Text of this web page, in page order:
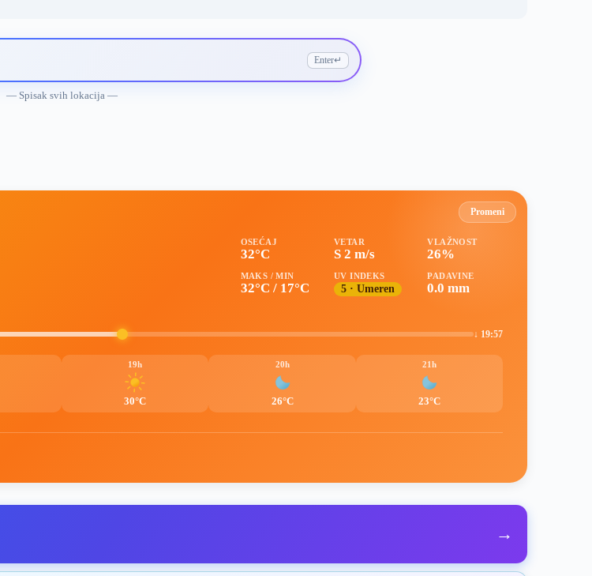
Enter↵
— Spisak svih lokacija —
Promeni
OSEĆAJ
32°C
VETAR
S 2 m/s
VLAŽNOST
26%
MAKS / MIN
32°C / 17°C
UV INDEKS
5 · Umeren
PADAVINE
0.0 mm
↓ 19:57
19h
30°C
20h
26°C
21h
23°C
→